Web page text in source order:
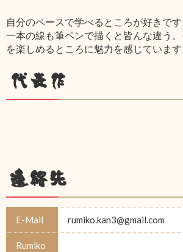
自分のペースで学べるところが好きです
一本の線も筆ペンで描くと皆んな違う
を楽しめるところに魅力を感じています
代表作
連絡先
E-Mail rumiko.kan3@gmail.com
Rumiko